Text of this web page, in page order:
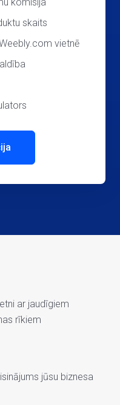
skaits
vietnē
ar jaudīgiem
rīkiem
jūsu biznesa